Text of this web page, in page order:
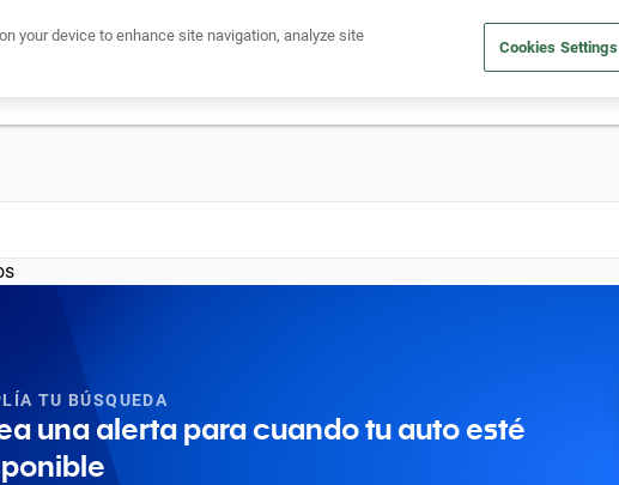
Cuida tu auto Nosotros
TU BÚSQUEDA
una alerta para cuando tu auto esté
your device to enhance site navigation, analyze site
Cookies Settings